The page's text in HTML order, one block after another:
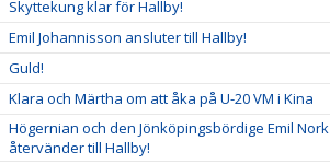
Skyttekung klar för Hallby!
Emil Johannisson ansluter till Hallby!
Guld!
Klara och Märtha om att åka på U-20 VM i Kina
Högernian och den Jönköpingsbördige Emil Nork
återvänder till Hallby!